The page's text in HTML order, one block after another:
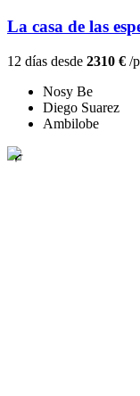
La casa de las
12 días desde 2310 € /
Nosy Be
Diego Suarez
Ambilobe